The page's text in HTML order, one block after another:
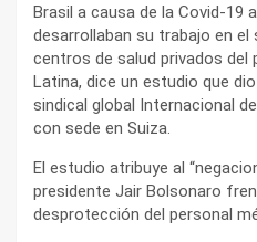
Brasil a causa de la Covid-19
desarrollaban su trabajo en el
centros de salud privados del
Latina, dice un estudio que
sindical global Internacional
con sede en Suiza.
El estudio atribuye al
presidente Jair Bolsonaro
desprotección del personal